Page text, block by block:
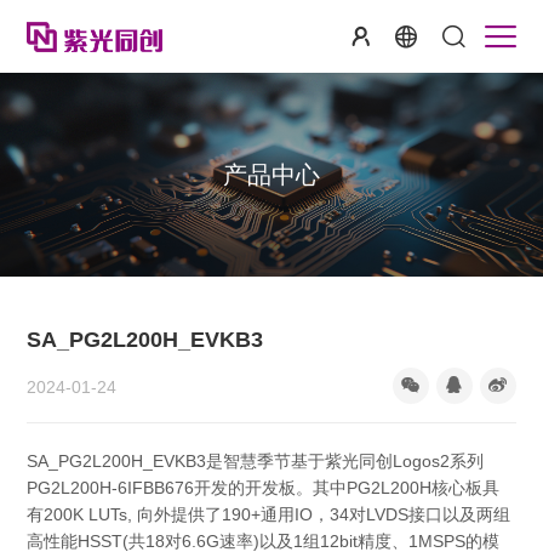
产品中心
SA_PG2L200H_EVKB3
2024-01-24
SA_PG2L200H_EVKB3是智慧季节基于紫光同创Logos2系列
PG2L200H-6IFBB676开发的开发板。其中PG2L200H核心板具
有200K LUTs, 向外提供了190+通用IO，34对LVDS接口以及两组
高性能HSST(共18对6.6G速率)以及1组12bit精度、1MSPS的模